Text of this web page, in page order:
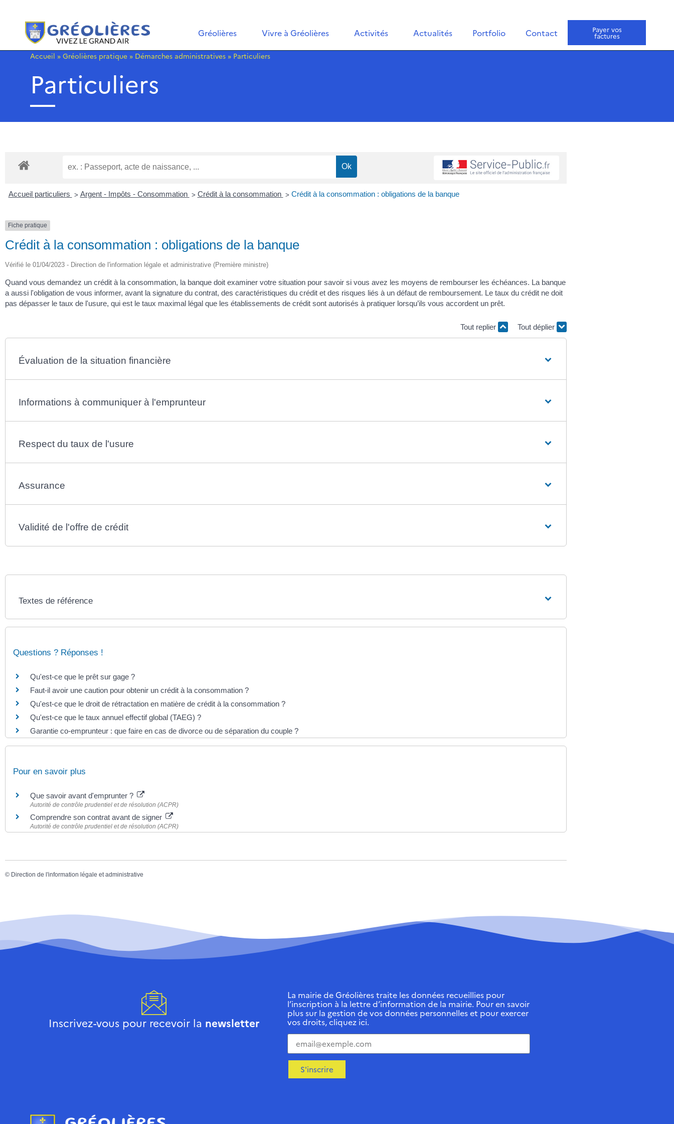
Gréolières Vivre à Gréolières Activités Actualités Portfolio Contact Payer vos
factures
Accueil » Gréolières pratique » Démarches administratives » Particuliers
Particuliers
Accueil particuliers > Argent - Impôts - Consommation > Crédit à la consommation > Crédit à la consommation : obligations de la banque
Fiche pratique
Crédit à la consommation : obligations de la banque
Vérifié le 01/04/2023 - Direction de l'information légale et administrative (Première ministre)
Quand vous demandez un crédit à la consommation, la banque doit examiner votre situation pour savoir si vous avez les moyens de rembourser les échéances. La banque
a aussi l'obligation de vous informer, avant la signature du contrat, des caractéristiques du crédit et des risques liés à un défaut de remboursement. Le taux du crédit ne doit
pas dépasser le taux de l'usure, qui est le taux maximal légal que les établissements de crédit sont autorisés à pratiquer lorsqu’ils vous accordent un prêt.
Tout replier Tout déplier
Évaluation de la situation financière
Informations à communiquer à l'emprunteur
Respect du taux de l'usure
Assurance
Validité de l'offre de crédit
Textes de référence
Questions ? Réponses !
Qu'est-ce que le prêt sur gage ?
Faut-il avoir une caution pour obtenir un crédit à la consommation ?
Qu'est-ce que le droit de rétractation en matière de crédit à la consommation ?
Qu'est-ce que le taux annuel effectif global (TAEG) ?
Garantie co-emprunteur : que faire en cas de divorce ou de séparation du couple ?
Pour en savoir plus
Que savoir avant d'emprunter ?
Autorité de contrôle prudentiel et de résolution (ACPR)
Comprendre son contrat avant de signer
Autorité de contrôle prudentiel et de résolution (ACPR)
© Direction de l'information légale et administrative
Inscrivez-vous pour recevoir la newsletter
La mairie de Gréolières traite les données recueillies pour
l’inscription à la lettre d’information de la mairie. Pour en savoir
plus sur la gestion de vos données personnelles et pour exercer
vos droits, cliquez ici.
S'inscrire